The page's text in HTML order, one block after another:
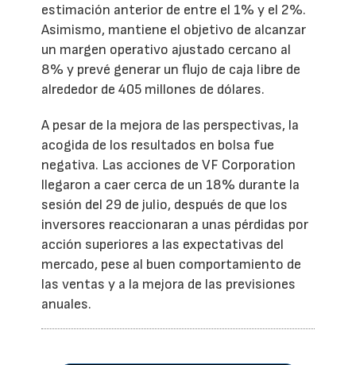
estimación anterior de entre el 1% y el 2%.
Asimismo, mantiene el objetivo de alcanzar
un margen operativo ajustado cercano al
8% y prevé generar un flujo de caja libre de
alrededor de 405 millones de dólares.
A pesar de la mejora de las perspectivas, la
acogida de los resultados en bolsa fue
negativa. Las acciones de VF Corporation
llegaron a caer cerca de un 18% durante la
sesión del 29 de julio, después de que los
inversores reaccionaran a unas pérdidas por
acción superiores a las expectativas del
mercado, pese al buen comportamiento de
las ventas y a la mejora de las previsiones
anuales.